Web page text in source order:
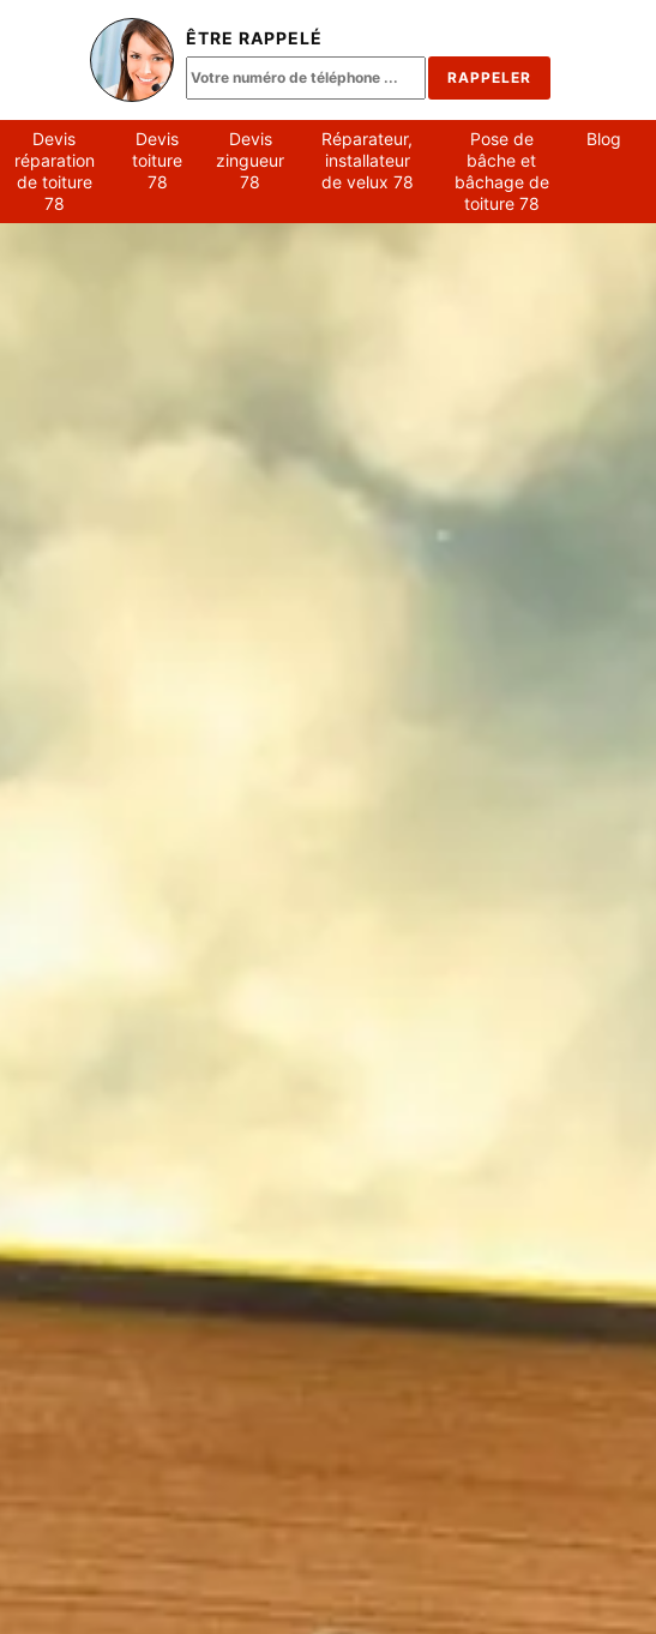
ÊTRE RAPPELÉ
Devis
réparation
de toiture
78
Devis
toiture
78
Devis
zingueur
78
Réparateur,
installateur
de velux 78
Pose de
bâche et
bâchage de
toiture 78
Blog